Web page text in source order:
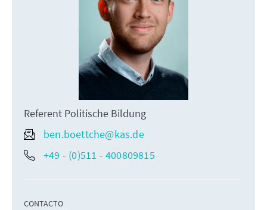
Referent Politische Bildung
ben.boettche@kas.de
+49 - (0)511 - 400809815
CONTACTO